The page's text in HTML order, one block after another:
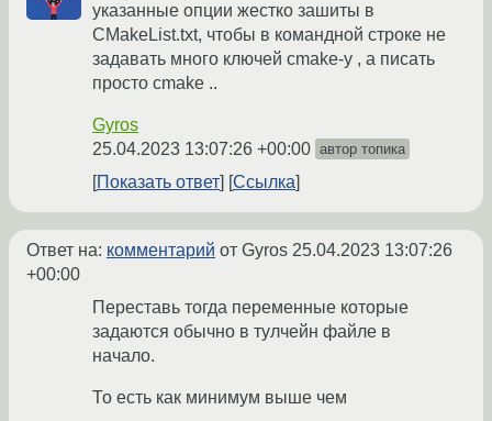
указанные опции жестко зашиты в
CMakeList.txt, чтобы в командной строке не
задавать много ключей cmake-у , а писать
просто cmake ..
Gyros
25.04.2023 13:07:26 +00:00 автор топика
Показать ответ Ссылка
Ответ на: комментарий от Gyros 25.04.2023 13:07:26
+00:00
Переставь тогда переменные которые
задаются обычно в тулчейн файле в
начало.
То есть как минимум выше чем